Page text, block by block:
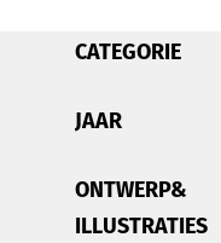
CATEGORIE
JAAR
ONTWERP&
ILLUSTRATIES